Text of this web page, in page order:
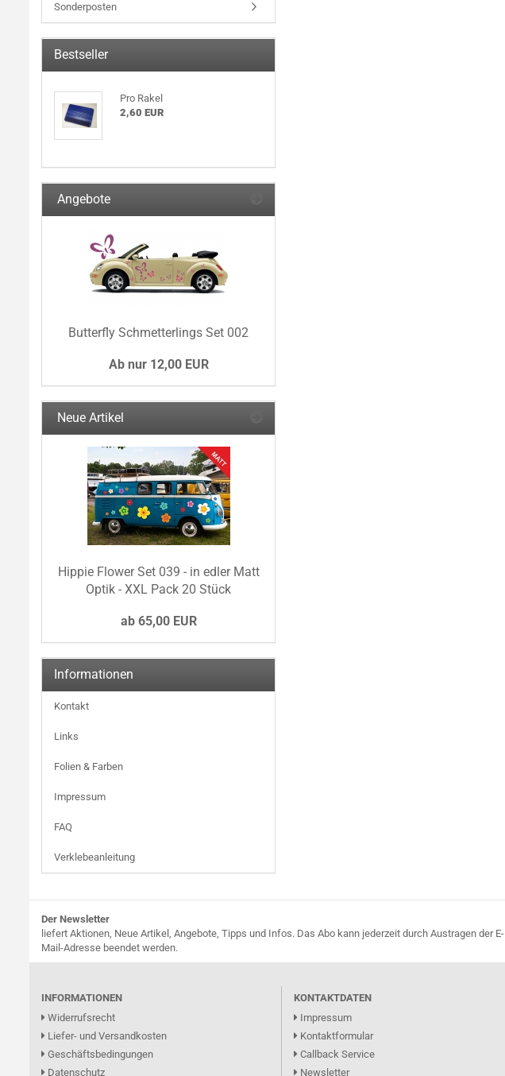
Sonderposten
Bestseller
Pro Rakel
2,60 EUR
Angebote
Butterfly Schmetterlings Set 002
Ab nur 12,00 EUR
Neue Artikel
Hippie Flower Set 039 - in edler Matt
Optik - XXL Pack 20 Stück
ab 65,00 EUR
Informationen
Kontakt
Links
Folien & Farben
Impressum
FAQ
Verklebeanleitung
Der Newsletter
liefert Aktionen, Neue Artikel, Angebote, Tipps und Infos. Das Abo kann jederzeit durch Austragen der E-
Mail-Adresse beendet werden.
INFORMATIONEN
Widerrufsrecht
Liefer- und Versandkosten
Geschäftsbedingungen
Datenschutz
KONTAKTDATEN
Impressum
Kontaktformular
Callback Service
Newsletter